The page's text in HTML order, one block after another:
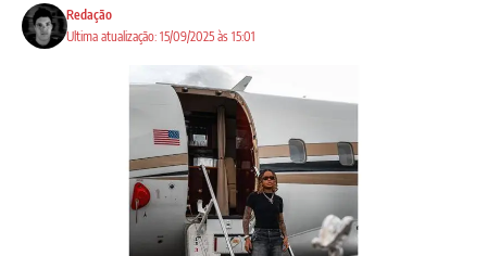
Ultima atualização: 15/09/2025 às 15:01
Redação